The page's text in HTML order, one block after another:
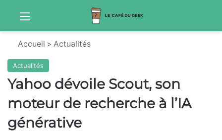
Menu
Accueil > Actualités
Actualités
Yahoo dévoile Scout, son
moteur de recherche à l’IA
générative